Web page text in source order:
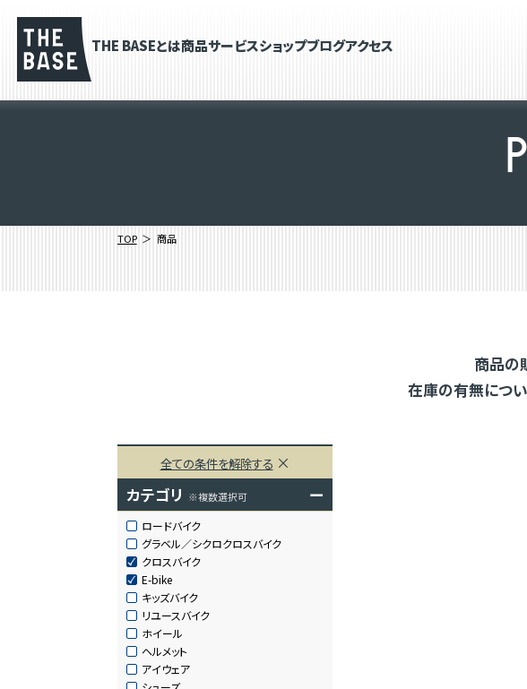
THE BASEとは商品サービスショップブログアクセス
P
TOP 商品
商品の
在庫の有無につ
全ての条件を解除する
カテゴリ ※複数選択可 ー
ロードバイク
グラベル／シクロクロスバイク
クロスバイク
E-bike
キッズバイク
リユースバイク
ホイール
ヘルメット
アイウェア